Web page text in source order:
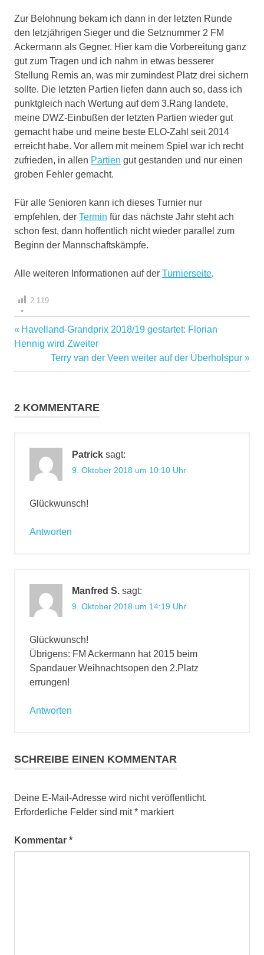
Zur Belohnung bekam ich dann in der letzten Runde
den letzjährigen Sieger und die Setznummer 2 FM
Ackermann als Gegner. Hier kam die Vorbereitung ganz
gut zum Tragen und ich nahm in etwas besserer
Stellung Remis an, was mir zumindest Platz drei sichern
sollte. Die letzten Partien liefen dann auch so, dass ich
punktgleich nach Wertung auf dem 3.Rang landete,
meine DWZ-Einbußen der letzten Partien wieder gut
gemacht habe und meine beste ELO-Zahl seit 2014
erreicht habe. Vor allem mit meinem Spiel war ich recht
zufrieden, in allen Partien gut gestanden und nur einen
groben Fehler gemacht.
Für alle Senioren kann ich dieses Turnier nur
empfehlen, der Termin für das nächste Jahr steht ach
schon fest, dann hoffentlich nicht wieder parallel zum
Beginn der Mannschaftskämpfe.
Alle weiteren Informationen auf der Turnierseite.
2.119
Beitragsnavigation
Vorheriger
Beitrag:
Havelland-Grandprix 2018/19 gestartet: Florian
Hennig wird Zweiter
Nächster
Beitrag:
Terry van der Veen weiter auf der Überholspur
2 KOMMENTARE
Patrick sagt:
9. Oktober 2018 um 10:10 Uhr
Glückwunsch!
Antworten
Manfred S. sagt:
9. Oktober 2018 um 14:19 Uhr
Glückwunsch!
Übrigens: FM Ackermann hat 2015 beim
Spandauer Weihnachtsopen den 2.Platz
errungen!
Antworten
SCHREIBE EINEN KOMMENTAR
Deine E-Mail-Adresse wird nicht veröffentlicht.
Erforderliche Felder sind mit* markiert
Kommentar *